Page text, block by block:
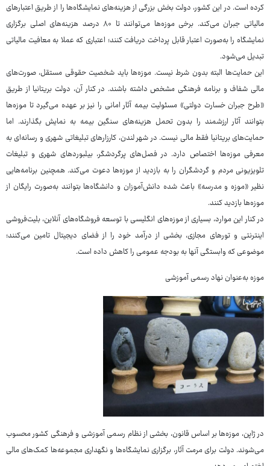
کرده است. در این کشور، دولت بخش بزرگی از هزینه‌های نمایشگاه‌ها را از طریق اعتبارهای
مالیاتی جبران می‌کند. برخی موزه‌ها می‌توانند تا ۸۰ درصد هزینه‌های اصلی برگزاری
نمایشگاه را به‌صورت اعتبار قابل پرداخت دریافت کنند؛ اعتباری که عملا به معافیت مالیاتی
تبدیل می‌شود.
این حمایت‌ها البته بدون شرط نیست. موزه‌ها باید شخصیت حقوقی مستقل، صورت‌های
مالی شفاف و برنامه فرهنگی مشخص داشته باشند. در کنار آن، دولت بریتانیا از طریق
«طرح جبران خسارت دولتی» مسئولیت بیمه آثار امانی را نیز بر عهده می‌گیرد تا موزه‌ها
بتوانند آثار ارزشمند را بدون تحمل هزینه‌های سنگین بیمه به نمایش بگذارند. اما
حمایت‌های بریتانیا فقط مالی نیست. در شهر لندن، کارزارهای تبلیغاتی شهری و رسانه‌ای به
معرفی موزه‌ها اختصاص دارد. در فصل‌های پرگردشگر، بیلبوردهای شهری و تبلیغات
تلویزیونی مردم و گردشگران را به بازدید از موزه‌ها دعوت می‌کند. همچنین برنامه‌هایی
نظیر «موزه و مدرسه» باعث شده دانش‌آموزان و دانشگاه‌ها بتوانند به‌صورت رایگان از
موزه‌ها بازدید کنند.
در کنار این موارد، بسیاری از موزه‌های انگلیسی با توسعه فروشگاه‌های آنلاین، بلیت‌فروشی
اینترنتی و تورهای مجازی، بخشی از درآمد خود را از فضای دیجیتال تامین می‌کنند؛
موضوعی که وابستگی آنها به بودجه عمومی را کاهش داده است.
موزه به‌عنوان نهاد رسمی آموزشی
در ژاپن، موزه‌ها بر اساس قانون، بخشی از نظام رسمی آموزشی و فرهنگی کشور محسوب
می‌شوند. دولت برای مرمت آثار، برگزاری نمایشگاه‌ها و نگهداری مجموعه‌ها کمک‌های مالی